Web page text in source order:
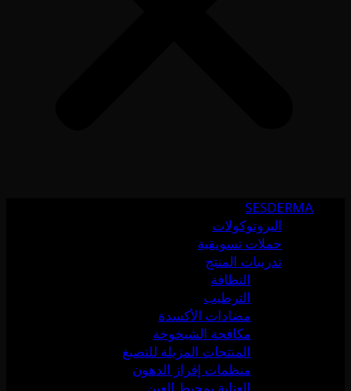
SESDERMA
البروتوكولات
حملات تسويقية
تدريبات المنتج
النظافة
الترطيب
مضادات الأكسدة
مكافحة الشيخوخة
المنتجات المزيلة للتصبغ
منظمات إفراز الدهون